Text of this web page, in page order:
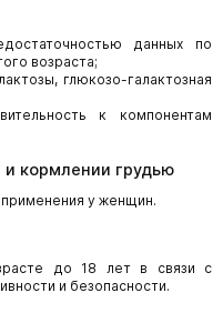
данных по
возраста;
глюкозо-галактозная
к компонентам
кормлении грудью
у женщин.
до 18 лет в связи с
и безопасности.